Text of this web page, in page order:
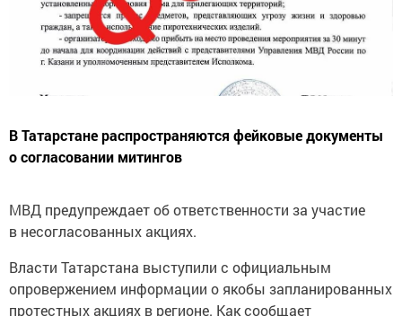
В Татарстане распространяются фейковые документы
о согласовании митингов
МВД предупреждает об ответственности за участие
в несогласованных акциях.
Власти Татарстана выступили с официальным
опровержением информации о якобы запланированных
протестных акциях в регионе. Как сообщает